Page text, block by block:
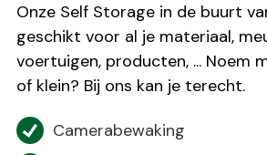
Onze Self Storage in de buurt
geschikt voor al je materiaal,
voertuigen, producten, ... Noem
of klein? Bij ons kan je terecht.
Camerabewaking